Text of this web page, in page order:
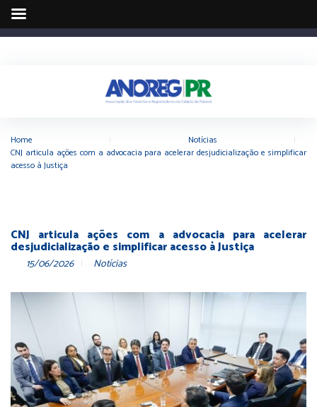
Home Notícias
CNJ articula ações com a advocacia para acelerar desjudicialização e simplificar
acesso à Justiça
CNJ articula ações com a advocacia para acelerar
desjudicialização e simplificar acesso à Justiça
15/06/2026 Notícias